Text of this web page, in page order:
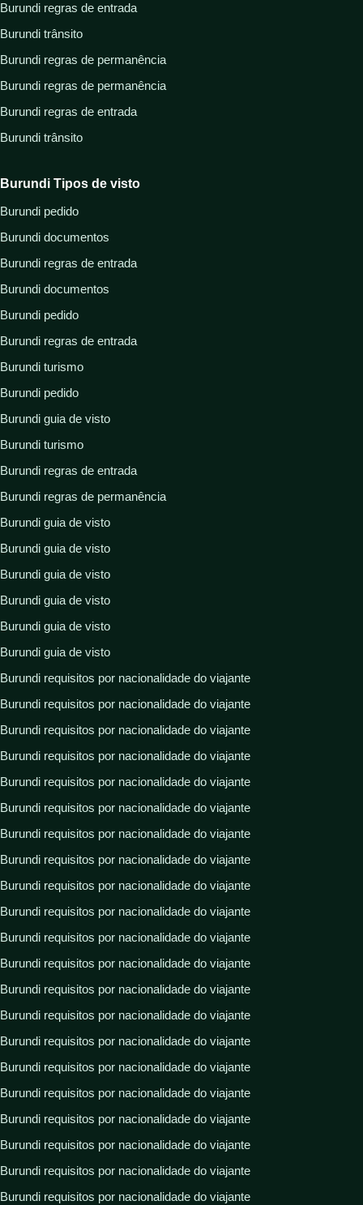
Burundi regras de entrada
Burundi trânsito
Burundi regras de permanência
Burundi regras de permanência
Burundi regras de entrada
Burundi trânsito
Burundi Tipos de visto
Burundi pedido
Burundi documentos
Burundi regras de entrada
Burundi documentos
Burundi pedido
Burundi regras de entrada
Burundi turismo
Burundi pedido
Burundi guia de visto
Burundi turismo
Burundi regras de entrada
Burundi regras de permanência
Burundi guia de visto
Burundi guia de visto
Burundi guia de visto
Burundi guia de visto
Burundi guia de visto
Burundi guia de visto
Burundi requisitos por nacionalidade do viajante
Burundi requisitos por nacionalidade do viajante
Burundi requisitos por nacionalidade do viajante
Burundi requisitos por nacionalidade do viajante
Burundi requisitos por nacionalidade do viajante
Burundi requisitos por nacionalidade do viajante
Burundi requisitos por nacionalidade do viajante
Burundi requisitos por nacionalidade do viajante
Burundi requisitos por nacionalidade do viajante
Burundi requisitos por nacionalidade do viajante
Burundi requisitos por nacionalidade do viajante
Burundi requisitos por nacionalidade do viajante
Burundi requisitos por nacionalidade do viajante
Burundi requisitos por nacionalidade do viajante
Burundi requisitos por nacionalidade do viajante
Burundi requisitos por nacionalidade do viajante
Burundi requisitos por nacionalidade do viajante
Burundi requisitos por nacionalidade do viajante
Burundi requisitos por nacionalidade do viajante
Burundi requisitos por nacionalidade do viajante
Burundi requisitos por nacionalidade do viajante